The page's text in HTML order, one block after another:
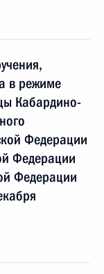
в режиме
Кабардино-
Федерации
Федерации
Федерации